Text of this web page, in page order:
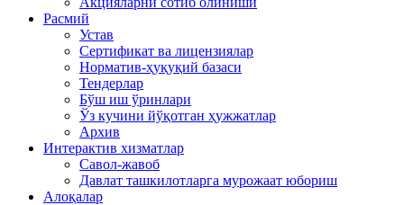
Расмий
Устав
Сертификат ва лицензиялар
Норматив-ҳуқуқий базаси
Тендерлар
Бўш иш ўринлари
Ўз кучини йўқотган ҳужжатлар
Архив
Интерактив хизматлар
Савол-жавоб
Давлат ташкилотларга мурожаат юбориш
Алоқалар